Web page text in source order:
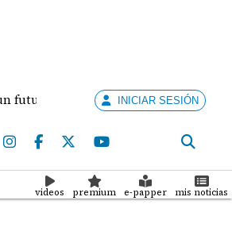
por revisar Meduca
INICIAR SESIÓN
videos premium e-papper mis noticias